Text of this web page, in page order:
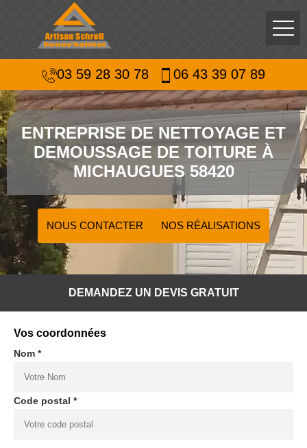
03 59 28 30 78 06 43 39 07 89
ENTREPRISE DE NETTOYAGE ET
DEMOUSSAGE DE TOITURE À
MICHAUGUES 58420
NOUS CONTACTER NOS RÉALISATIONS
DEMANDEZ UN DEVIS GRATUIT
Vos coordonnées
Nom *
Code postal *